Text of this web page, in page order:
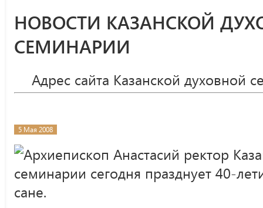
НОВОСТИ КАЗАНСКОЙ
СЕМИНАРИИ
Адрес сайта Казанской духовной
5 Мая 2008
Архиепископ Анастасий ректор
семинарии сегодня празднует 40-
сане.